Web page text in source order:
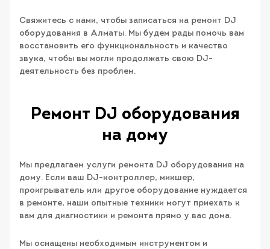
Свяжитесь с нами, чтобы записаться на ремонт DJ
оборудования в Алматы. Мы будем рады помочь вам
восстановить его функциональность и качество
звука, чтобы вы могли продолжать свою DJ-
деятельность без проблем.
Ремонт DJ оборудования
на дому
Мы предлагаем услуги ремонта DJ оборудования на
дому. Если ваш DJ-контроллер, микшер,
проигрыватель или другое оборудование нуждается
в ремонте, наши опытные техники могут приехать к
вам для диагностики и ремонта прямо у вас дома.
Мы оснащены необходимым инструментом и